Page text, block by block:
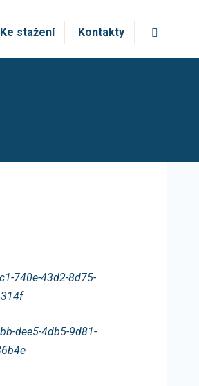
Ke stažení Kontakty